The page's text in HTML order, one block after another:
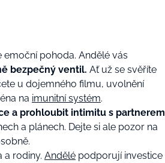
pohoda. Andělé vás
bezpečný ventil. Ať už se svěříte
u dojemného filmu, uvolnění
na imunitní systém.
a prohloubit intimitu s partnerem
a plánech. Dejte si ale pozor na
a rodiny. Andělé podporují investice